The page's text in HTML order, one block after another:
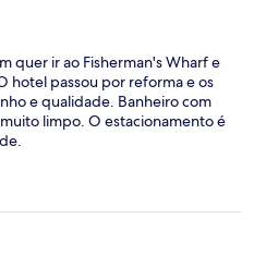
quer ir ao Fisherman's Wharf e
hotel passou por reforma e os
e qualidade. Banheiro com
limpo. O estacionamento é